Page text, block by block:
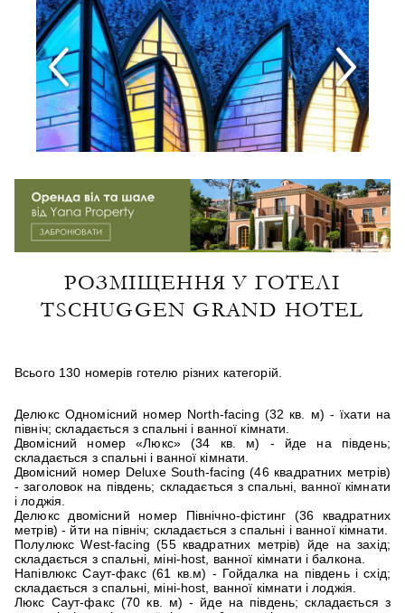
РОЗМІЩЕННЯ У ГОТЕЛІ
TSСHUGGEN GRAND HOTEL
Всього 130 номерів готелю різних категорій.
Делюкс Одномісний номер North-facing (32 кв. м) - їхати на
північ; складається з спальні і ванної кімнати.
Двомісний номер «Люкс» (34 кв. м) - йде на південь;
складається з спальні і ванної кімнати.
Двомісний номер Deluxe South-facing (46 квадратних метрів)
- заголовок на південь; складається з спальні, ванної кімнати
і лоджія.
Делюкс двомісний номер Північно-фістинг (36 квадратних
метрів) - йти на північ; складається з спальні і ванної кімнати.
Полулюкс West-facing (55 квадратних метрів) йде на захід;
складається з спальні, міні-host, ванної кімнати і балкона.
Напівлюкс Саут-факс (61 кв.м) - Гойдалка на південь і схід;
складається з спальні, міні-host, ванної кімнати і лоджія.
Люкс Саут-факс (70 кв. м) - йде на південь; складається з